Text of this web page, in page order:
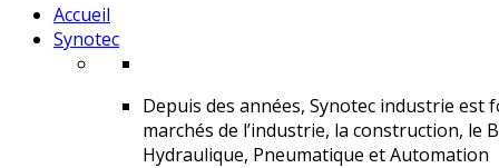
Accueil
Synotec
Depuis des années, Synotec industrie
marchés de l’industrie, la construction, le
Hydraulique, Pneumatique et Automation